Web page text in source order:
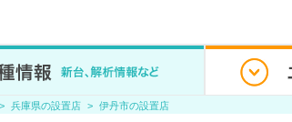
兵庫県の設置店 伊丹市の設置店